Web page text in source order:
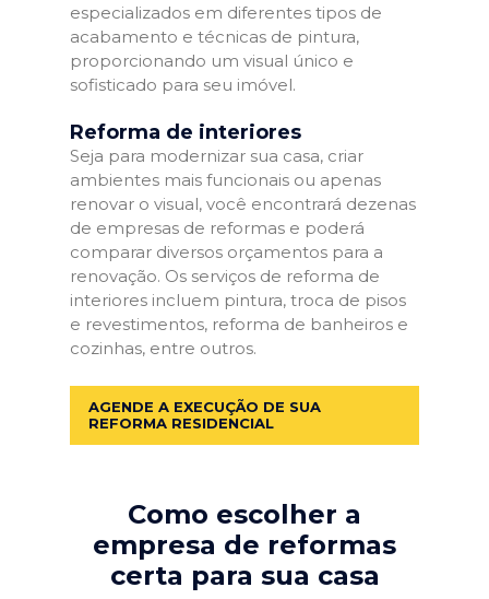
especializados em diferentes tipos de
acabamento e técnicas de pintura,
proporcionando um visual único e
sofisticado para seu imóvel.
Reforma de interiores
Seja para modernizar sua casa, criar
ambientes mais funcionais ou apenas
renovar o visual, você encontrará dezenas
de empresas de reformas e poderá
comparar diversos orçamentos para a
renovação. Os serviços de reforma de
interiores incluem pintura, troca de pisos
e revestimentos, reforma de banheiros e
cozinhas, entre outros.
AGENDE A EXECUÇÃO DE SUA
REFORMA RESIDENCIAL
Como escolher a
empresa de reformas
certa para sua casa